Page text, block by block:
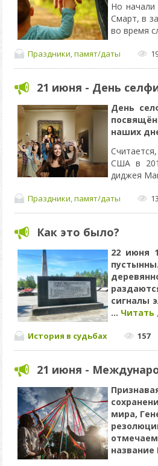
Но
Смарт, в
во время
Праздники, памят/даты
21 июня - День
День
наших
США в
диджея
Праздники, памят/даты
Как это было?
22 июня
сигналы
...
История в судьбах 157
21 июня -
мира,